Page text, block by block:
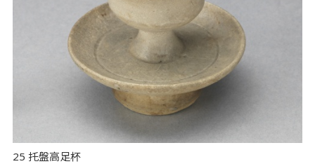
25 托盤高足杯